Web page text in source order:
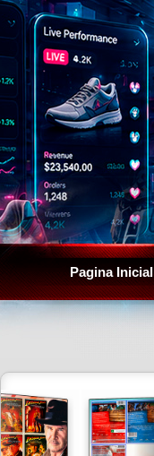
Pagina Inicial